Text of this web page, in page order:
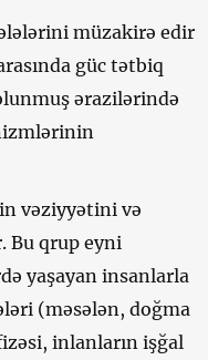
müzakirə edir
güc tətbiq
ərazilərində
vəziyyətini və
Bu qrup eyni
yaşayan insanlarla
(məsələn, doğma
inlanların işğal